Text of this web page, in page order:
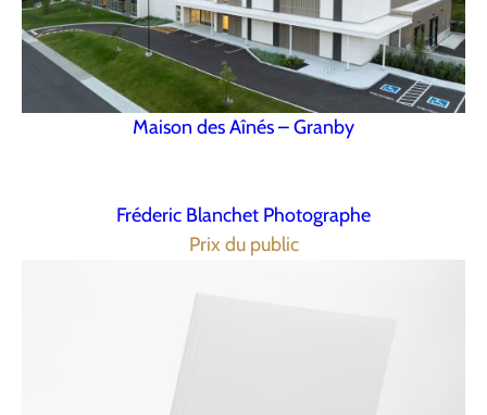
Maison des Aînés – Granby
Fréderic Blanchet Photographe
Prix du public